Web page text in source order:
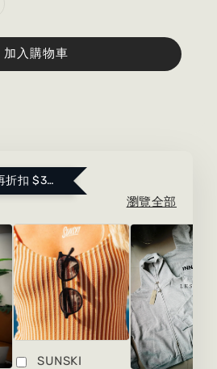
加入購物車
加購指定衣物就能再折扣 $300 ！點這裡看更多～
瀏覽全部
SUNSKI